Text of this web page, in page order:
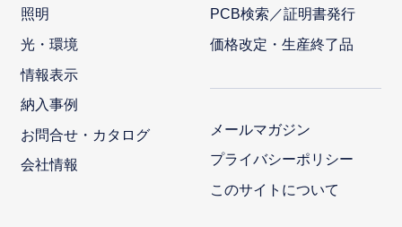
照明
光・環境
情報表示
納入事例
お問合せ・カタログ
会社情報
PCB検索／証明書発行
価格改定・生産終了品
メールマガジン
プライバシーポリシー
このサイトについて